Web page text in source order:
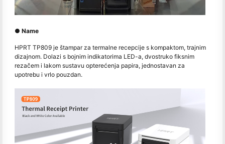
● Name
HPRT TP809 je štampar za termalne recepcije s kompaktom, trajnim
dizajnom. Dolazi s bojnim indikatorima LED-a, dvostruko fiksnim
rezačem i lakom sustavu opterećenja papira, jednostavan za
upotrebu i vrlo pouzdan.